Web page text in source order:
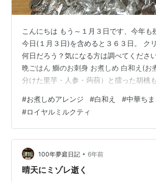
こんにちは もう～１月３日です、今年も
今日(１月３日)を含めると３６３日。 ク
何日だろう？気になる方は調べてくださ
晩ごはん 鰤のお刺身 お煮しめ 白和え(お
分けた里芋・人参・蒟蒻）と擂った胡桃
もの） 今日のお酒「花鳥風月」ビール な
ょっとお高めなのが残念だが。 ：：：：
を白あえにして、タケノコとシイタケが
付け。 中華風ちまき 人参、タケノコと
のうずら卵 年末に作った茹でた豚肉をタ
冷凍の枝豆 味…
#お煮しめアレンジ #白和え #中華ちま
#ロイヤルミルクティ
100年夢庭日記 • 6年前
晴天にミゾレ逝く